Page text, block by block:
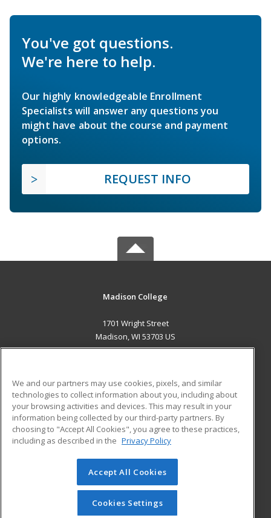
You've got questions.
We're here to help.
Our highly knowledgeable Enrollment
Specialists will answer any questions you
might have about the course and payment
options.
REQUEST INFO
Madison College
1701 Wright Street
Madison, WI 53703 US
ADDITIONAL RESOURCES
Military
Financial Assistance
Help
Student Blog
© 2026 ed2go, a division of Cengage Learning. All rights
reserved. The material on this site cannot be reproduced or
redistributed unless you have obtained prior written
permission from Cengage Learning.Privacy Policy
We and our partners may use cookies, pixels, and similar
technologies to collect information about you, including about
your browsing activities and devices. This may result in your
information being collected by our third-party partners. By
choosing to "Accept All Cookies", you agree to these practices,
including as described in the Privacy Policy
Accept All Cookies
Cookies Settings